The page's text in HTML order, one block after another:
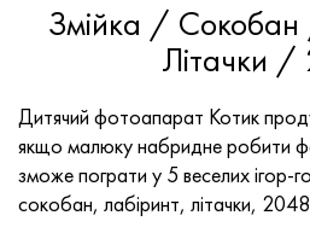
Змійка /
Літачки /
Дитячий фотоапарат Котик
якщо малюку набридне робити
зможе пограти у 5 веселих ігор-
сокобан, лабіринт, літачки,